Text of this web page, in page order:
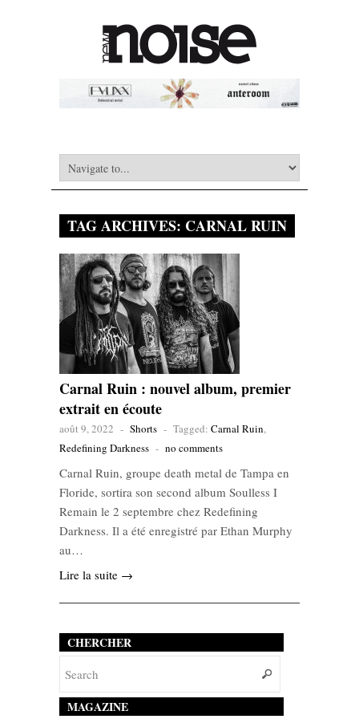
TAG ARCHIVES: CARNAL RUIN
Carnal Ruin : nouvel album, premier
extrait en écoute
août 9, 2022 - Shorts - Tagged: Carnal Ruin,
Redefining Darkness - no comments
Carnal Ruin, groupe death metal de Tampa en
Floride, sortira son second album Soulless I
Remain le 2 septembre chez Redefining
Darkness. Il a été enregistré par Ethan Murphy
au…
Lire la suite →
CHERCHER
MAGAZINE